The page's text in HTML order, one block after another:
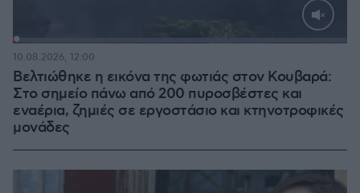
Loaded
Βελτιώθηκε η εικόνα της φωτιάς στον Κουβαρά:
Στο σημείο πάνω από 200 πυροσβέστες και
εναέρια, ζημιές σε εργοστάσιο και κτηνοτροφικές
μονάδες
10.08.2026, 12:00